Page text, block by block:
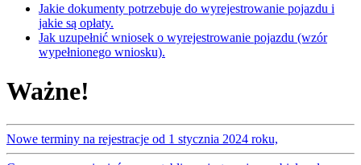
Jakie dokumenty potrzebuje do wyrejestrowanie pojazdu i
jakie są opłaty.
Jak uzupełnić wniosek o wyrejestrowanie pojazdu (wzór
wypełnionego wniosku).
Ważne!
Nowe terminy na rejestracje od 1 stycznia 2024 roku,